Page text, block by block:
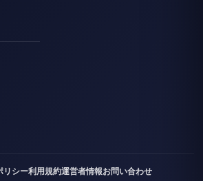
リシー利用規約運営者情報お問い合わせ